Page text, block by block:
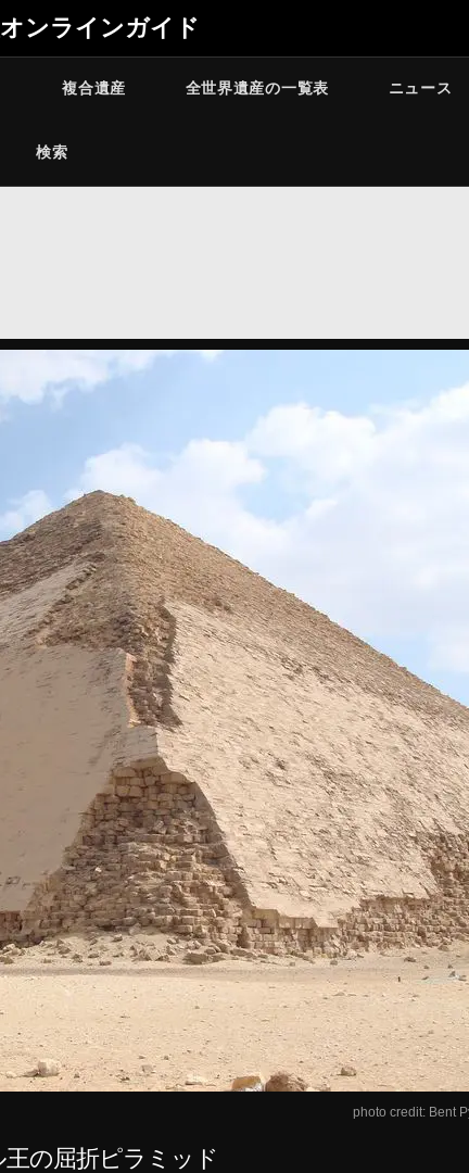
ンラインガイド
複合遺産 全世界遺産の一覧表 ニュース
検索
photo credit: Bent
の屈折ピラミッド